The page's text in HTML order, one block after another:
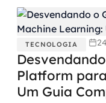
TECNOLOGIA
Platform
Um Guia